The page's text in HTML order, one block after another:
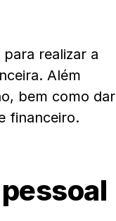
realizar a
Além
bem como dar
financeiro.